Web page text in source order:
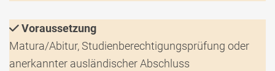
Voraussetzung
Matura/Abitur, Studienberechtigungsprüfung oder
anerkannter ausländischer Abschluss